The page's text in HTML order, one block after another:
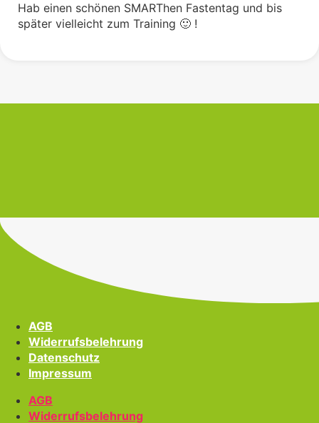
Hab einen schönen SMARThen Fastentag und bis
später vielleicht zum Training 🙂 !
AGB
Widerrufsbelehrung
Datenschutz
Impressum
AGB
Widerrufsbelehrung